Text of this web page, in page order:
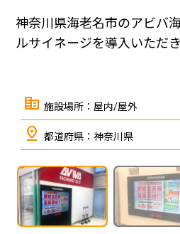
神奈川県海老名市のアビバ
ルサイネージを導入いただき
corporate_fare 施設場所：屋内/屋外
pin_drop 都道府県：神奈川県